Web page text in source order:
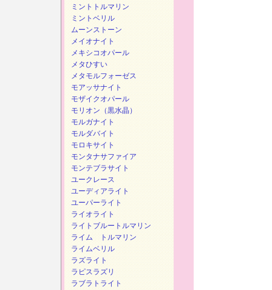
ミントトルマリン
ミントベリル
ムーンストーン
メイオナイト
メキシコオパール
メタひすい
メタモルフォーゼス
モアッサナイト
モザイクオパール
モリオン（黒水晶）
モルガナイト
モルダバイト
モロキサイト
モンタナサファイア
モンテブラサイト
ユークレース
ユーディアライト
ユーパーライト
ライオライト
ライトブルートルマリン
ライム トルマリン
ライムベリル
ラズライト
ラピスラズリ
ラブラトライト